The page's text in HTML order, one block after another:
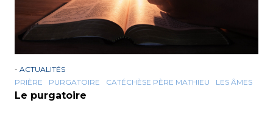
- ACTUALITÉS
PRIÈRE
PURGATOIRE CATÉCHÈSE PÈRE MATHIEU LES ÂMES
Le purgatoire